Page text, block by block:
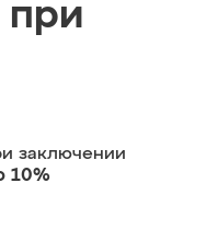
при
заключении
10%